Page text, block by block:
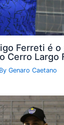
Ferreti é o
Cerro Largo
Genaro Caetano